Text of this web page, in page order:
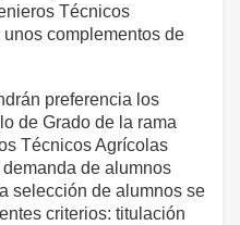
Técnicos
complementos de
preferencia los
de Grado de la rama
Técnicos Agrícolas
de alumnos
selección de alumnos se
criterios: titulación